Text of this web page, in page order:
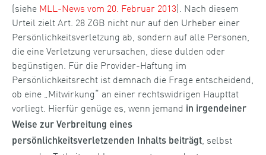
(siehe MLL-News vom 20. Februar 2013). Nach diesem
Urteil zielt Art. 28 ZGB nicht nur auf den Urheber einer
Persönlichkeitsverletzung ab, sondern auf alle Personen,
die eine Verletzung verursachen, diese dulden oder
begünstigen. Für die Provider-Haftung im
Persönlichkeitsrecht ist demnach die Frage entscheidend,
ob eine „Mitwirkung“ an einer rechtswidrigen Haupttat
vorliegt. Hierfür genüge es, wenn jemand in irgendeiner
Weise zur Verbreitung eines
persönlichkeitsverletzenden Inhalts beiträgt, selbst